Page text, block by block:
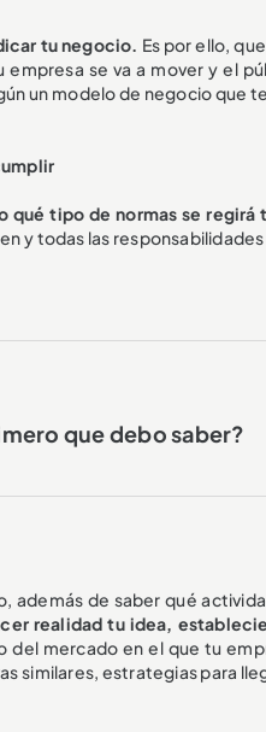
tu negocio. Es por ello,
se va a mover y el
un modelo de negocio que
qué tipo de normas se regirá
y todas las responsabilidades
que debo saber?
además de saber qué
realidad tu idea,
mercado en el que tu
similares, estrategias para